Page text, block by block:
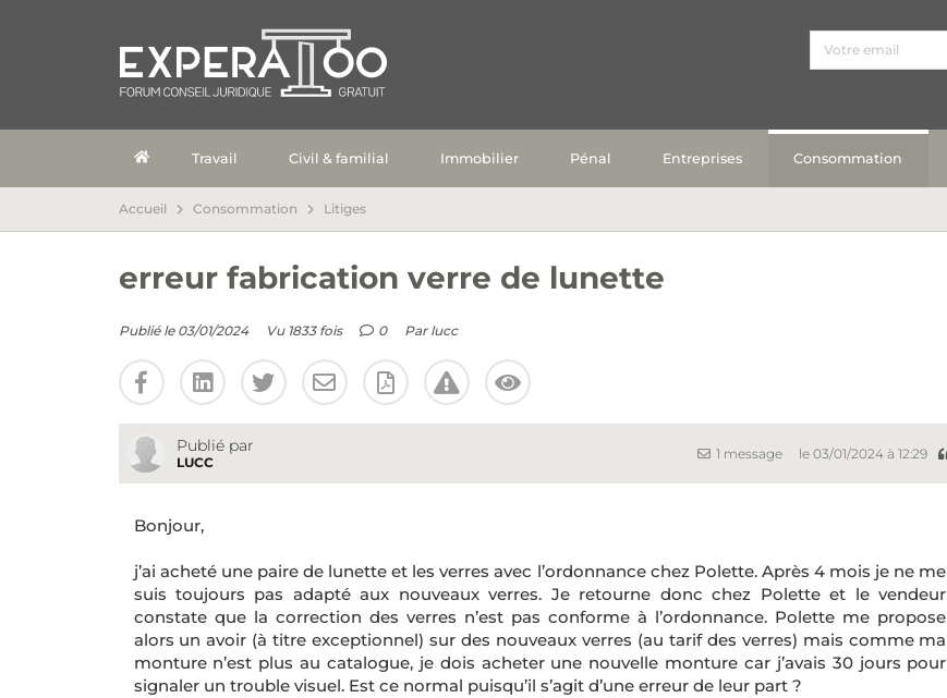
Travail Civil & familial Immobilier Pénal Entreprises Consommation
Accueil Consommation Litiges
erreur fabrication verre de lunette
Publié le 03/01/2024 Vu 1833 fois 0 Par lucc
Publié par
LUCC
1 message le 03/01/2024 à 12:29
Bonjour,
j’ai acheté une paire de lunette et les verres avec l’ordonnance chez Polette. Après 4 mois je ne me
suis toujours pas adapté aux nouveaux verres. Je retourne donc chez Polette et le vendeur
constate que la correction des verres n’est pas conforme à l’ordonnance. Polette me propose
alors un avoir (à titre exceptionnel) sur des nouveaux verres (au tarif des verres) mais comme ma
monture n’est plus au catalogue, je dois acheter une nouvelle monture car j’avais 30 jours pour
signaler un trouble visuel. Est ce normal puisqu’il s’agit d’une erreur de leur part ?